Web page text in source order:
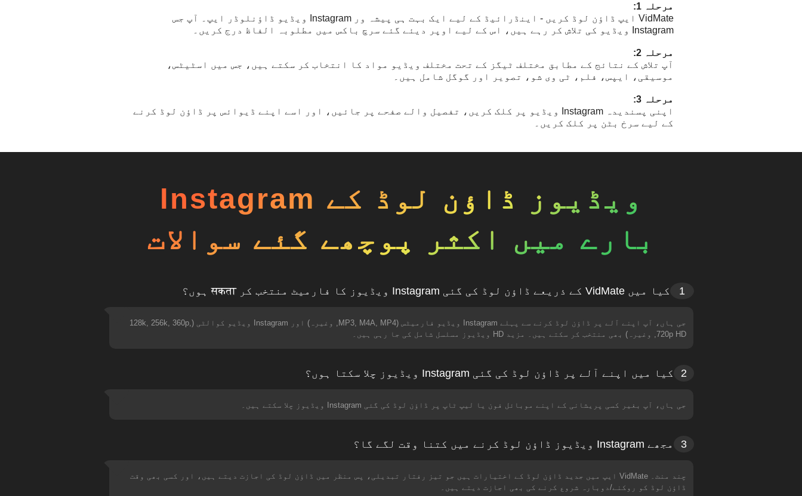
مرحلہ 1:
VidMate ایپ ڈاؤن لوڈ کریں - اینڈرائیڈ کے لیے ایک بہت ہی پیشہ ور Instagram ویڈیو ڈاؤنلوڈر ایپ۔ آپ جس
Instagram ویڈیو کی تلاش کر رہے ہیں، اس کے لیے اوپر دیئے گئے سرچ باکس میں مطلوبہ الفاظ درج کریں۔
مرحلہ 2:
آپ تلاش کے نتائج کے مطابق مختلف ٹیگز کے تحت مختلف ویڈیو مواد کا انتخاب کر سکتے ہیں، جس میں اسٹیٹس،
موسیقی، ایپس، فلم، ٹی وی شو، تصویر اور گوگل شامل ہیں۔
مرحلہ 3:
اپنی پسندیدہ Instagram ویڈیو پر کلک کریں، تفصیل والے صفحے پر جائیں، اور اسے اپنے ڈیوائس پر ڈاؤن لوڈ کرنے
کے لیے سرخ بٹن پر کلک کریں۔
Instagram ویڈیوز ڈاؤن لوڈ کے
بارے میں اکثر پوچھے گئے سوالات
کیا میں VidMate کے ذریعے ڈاؤن لوڈ کی گئی Instagram ویڈیوز کا فارمیٹ منتخب کر सकता ہوں؟ 1
جی ہاں، آپ اپنے آلے پر ڈاؤن لوڈ کرنے سے پہلے Instagram ویڈیو فارمیٹس (MP3, M4A, MP4, وغیرہ) اور Instagram ویڈیو کوالٹی (128k, 256k, 360p,
720p HD, وغیرہ) بھی منتخب کر سکتے ہیں۔ مزید HD ویڈیوز مسلسل شامل کی جا رہی ہیں۔
کیا میں اپنے آلے پر ڈاؤن لوڈ کی گئی Instagram ویڈیوز چلا سکتا ہوں؟ 2
جی ہاں، آپ بغیر کسی پریشانی کے اپنے موبائل فون یا لیپ ٹاپ پر ڈاؤن لوڈ کی گئی Instagram ویڈیوز چلا سکتے ہیں۔
مجھے Instagram ویڈیوز ڈاؤن لوڈ کرنے میں کتنا وقت لگے گا؟ 3
چند منٹ۔ VidMate ایپ میں جدید ڈاؤن لوڈ کے اختیارات ہیں جو تیز رفتار تبدیلی، پس منظر میں ڈاؤن لوڈ کی اجازت دیتے ہیں، اور کسی بھی وقت
ڈاؤن لوڈ کو روکنے/دوبارہ شروع کرنے کی بھی اجازت دیتے ہیں۔